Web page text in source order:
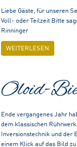
Liebe Gäste, für unseren
Voll- oder Teilzeit Bitte
Rinninger
WEITERLESEN
Oloid-
Ende vergangenes Jahr
dem klassischen
Inversionstechnik und der
einem Klick auf das Bild